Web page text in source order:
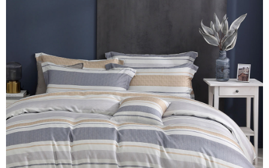
４．使用「AFTEE先享後付」時，將依據個別帳號之用戶狀況，依本公司即
時審查核予不同之上限額度；若仍有額度不足之情形，本公司將視審查結果
５．嚴禁一人註冊多個帳號或使用他人資訊註冊。若發現惡意使用之情形，
恩沛科技股份有限公司將有權停止該用戶之使用額度並採取法律行動。